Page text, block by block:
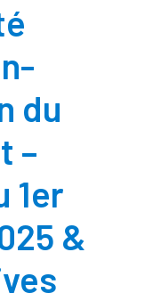
du
–
1er
&